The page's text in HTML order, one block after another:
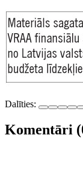
Dalīties:
Komentāri